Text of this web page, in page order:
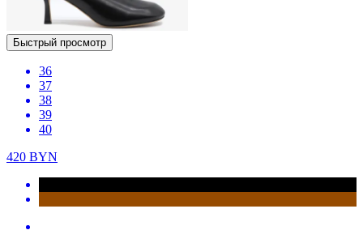
Быстрый просмотр
36
37
38
39
40
420 BYN